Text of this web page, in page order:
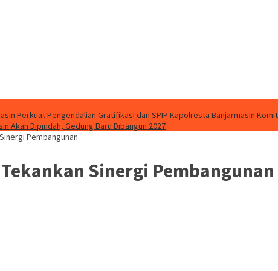
Perkuat Pengendalian Gratifikasi dan SPIP Kapolresta Banjarmasin
Akan Dipindah, Gedung Baru Dibangun 2027
Pembangunan
Sinergi Pembangunan